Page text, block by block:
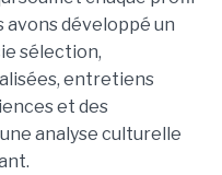
avons développé un
sélection,
entretiens
et des
analyse culturelle